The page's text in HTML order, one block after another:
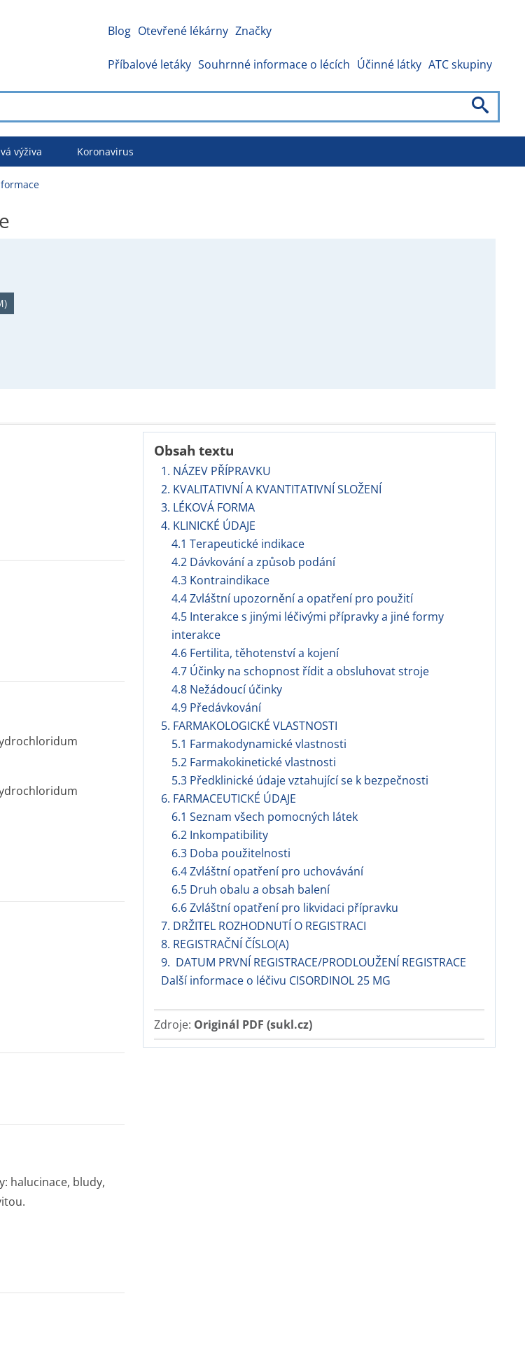
Blog Otevřené lékárny Značky
Příbalové letáky Souhrnné informace o lécích Účinné látky ATC skupiny
výživa Koronavirus
Obsah textu
1. NÁZEV PŘÍPRAVKU
2. KVALITATIVNÍ A KVANTITATIVNÍ SLOŽENÍ
3. LÉKOVÁ FORMA
4. KLINICKÉ ÚDAJE
4.1 Terapeutické indikace
4.2 Dávkování a způsob podání
4.3 Kontraindikace
4.4 Zvláštní upozornění a opatření pro použití
4.5 Interakce s jinými léčivými přípravky a jiné formy
interakce
4.6 Fertilita, těhotenství a kojení
4.7 Účinky na schopnost řídit a obsluhovat stroje
4.8 Nežádoucí účinky
4.9 Předávkování
5. FARMAKOLOGICKÉ VLASTNOSTI
5.1 Farmakodynamické vlastnosti
5.2 Farmakokinetické vlastnosti
5.3 Předklinické údaje vztahující se k bezpečnosti
6. FARMACEUTICKÉ ÚDAJE
6.1 Seznam všech pomocných látek
6.2 Inkompatibility
6.3 Doba použitelnosti
6.4 Zvláštní opatření pro uchovávání
6.5 Druh obalu a obsah balení
6.6 Zvláštní opatření pro likvidaci přípravku
7. DRŽITEL ROZHODNUTÍ O REGISTRACI
8. REGISTRAČNÍ ČÍSLO(A)
9. DATUM PRVNÍ REGISTRACE/PRODLOUŽENÍ REGISTRACE
Další informace o léčivu CISORDINOL 25 MG
Zdroje: Originál PDF (sukl.cz)
halucinace, bludy,